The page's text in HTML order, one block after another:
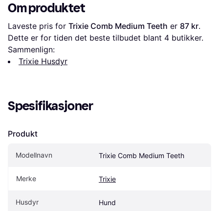
Om produktet
Laveste pris for Trixie Comb Medium Teeth er 87 kr.
Dette er for tiden det beste tilbudet blant 4 butikker.
Sammenlign:
Trixie Husdyr
Spesifikasjoner
Produkt
Modellnavn Trixie Comb Medium Teeth
Merke Trixie
Husdyr Hund